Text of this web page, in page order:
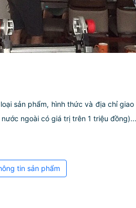
sản phẩm, hình thức và địa chỉ
ngoài có giá trị trên 1 triệu
tin sản phẩm